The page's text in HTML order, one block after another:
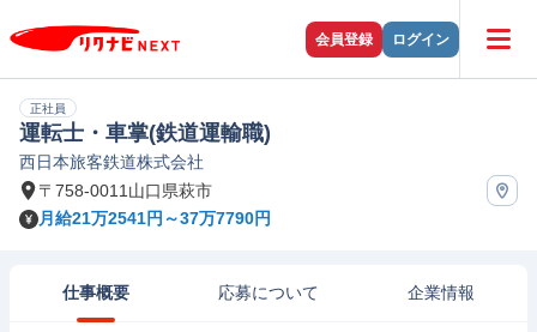
会員登録 ログイン
正社員
運転士・車掌(鉄道運輸職)
西日本旅客鉄道株式会社
〒758-0011山口県萩市
月給21万2541円～37万7790円
仕事概要 応募について 企業情報